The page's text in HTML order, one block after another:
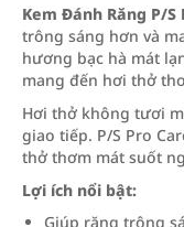
Kem Đánh Răng P/
trông sáng hơn và
hương bạc hà mát
mang đến hơi thở
Hơi thở không tươi
giao tiếp. P/S Pro
thở thơm mát suốt
Lợi ích nổi bật:
Giúp răng trông